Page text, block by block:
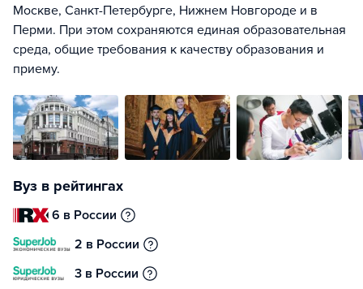
Москве, Санкт-Петербурге, Нижнем Новгороде и в
Перми. При этом сохраняются единая образовательная
среда, общие требования к качеству образования и
приему.
Вуз в рейтингах
6 в России
2 в России
3 в России